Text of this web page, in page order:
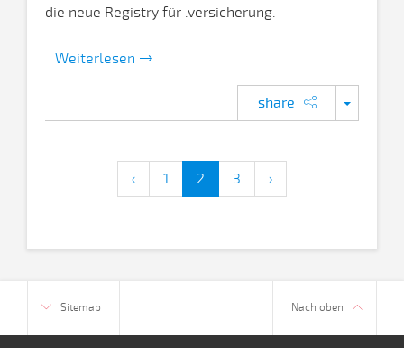
die neue Registry für .versicherung.
Weiterlesen
share
‹ 1 2 3 ›
Sitemap Nach oben